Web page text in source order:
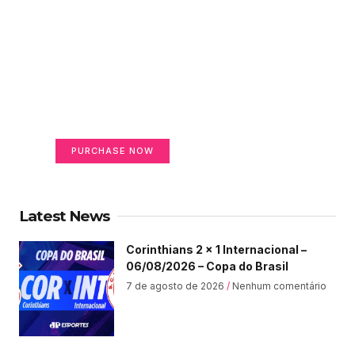
PURCHASE NOW
Latest News
Corinthians 2 x 1 Internacional –
06/08/2026 – Copa do Brasil
7 de agosto de 2026 Nenhum comentário